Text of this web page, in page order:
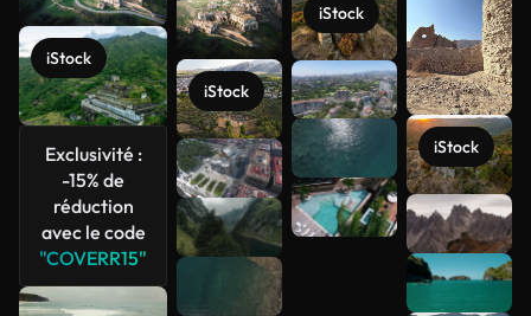
iStock
Exclusivité :
-15% de
réduction
avec le code
"COVERR15"
iStock
iStock
iStock
Voir plus